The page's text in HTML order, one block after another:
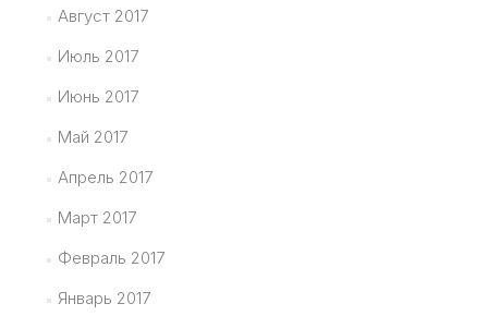
Август 2017
Июль 2017
Июнь 2017
Май 2017
Апрель 2017
Март 2017
Февраль 2017
Январь 2017